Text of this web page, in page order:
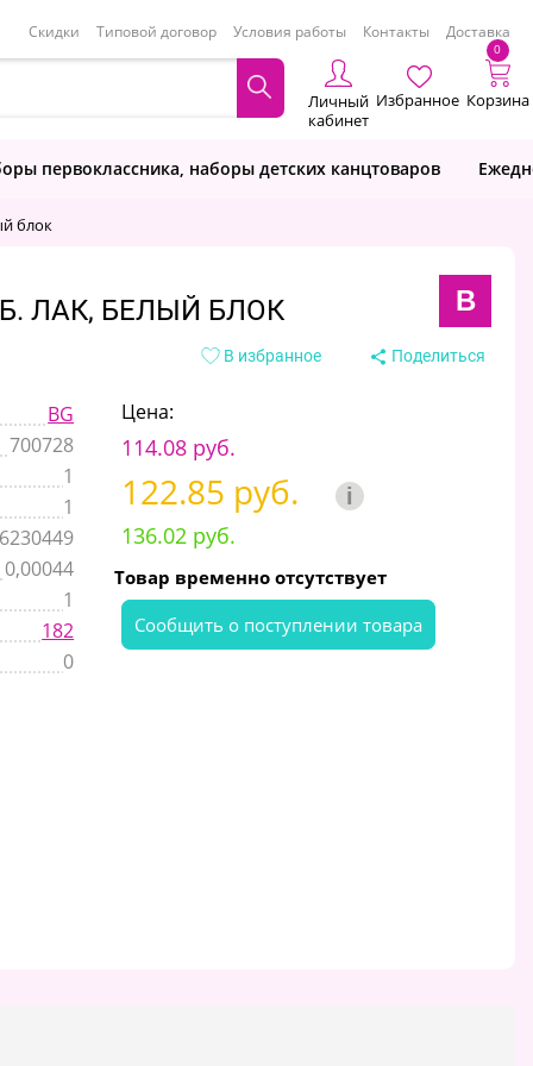
Скидки Типовой договор Условия работы Контакты Доставка
Личный
кабинет
Избранное
0
Корзина
первоклассника, наборы детских канцтоваров
блок
ЛАК, БЕЛЫЙ БЛОК B
В избранное Поделиться
BG
700728
1
1
0,00044
1
182
0
Цена:
114.08 руб.
122.85 руб. i
136.02 руб.
Товар временно отсутствует
Cообщить о поступлении товара